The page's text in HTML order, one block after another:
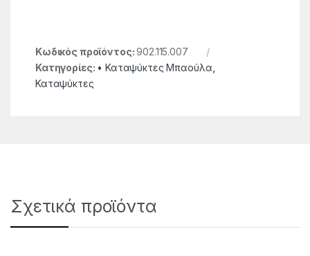
Κωδικός προϊόντος:902.115.007
Κατηγορίες: • Καταψύκτες Μπαούλα
Καταψύκτες
Σχετικά προϊόντα